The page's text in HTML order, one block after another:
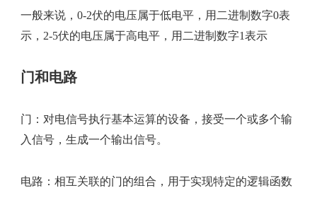
一般来说，0-2伏的电压属于低电平，用二进制数字0表
示，2-5伏的电压属于高电平，用二进制数字1表示
门和电路
门：对电信号执行基本运算的设备，接受一个或多个输
入信号，生成一个输出信号。
电路：相互关联的门的组合，用于实现特定的逻辑函数